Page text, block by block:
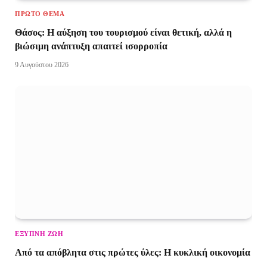
ΠΡΏΤΟ ΘΈΜΑ
Θάσος: Η αύξηση του τουρισμού είναι θετική, αλλά η
βιώσιμη ανάπτυξη απαιτεί ισορροπία
9 Αυγούστου 2026
ΈΞΥΠΝΗ ΖΩΉ
Από τα απόβλητα στις πρώτες ύλες: Η κυκλική οικονομία